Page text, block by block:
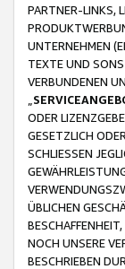
PARTNER-LINKS,
UNTERNEHMEN
TEXTE UND
VERBUNDENEN
ODER
GESETZLICH
SCHLIESSEN
ÜBLICHEN
NOCH UNSERE
BESCHRIEBEN